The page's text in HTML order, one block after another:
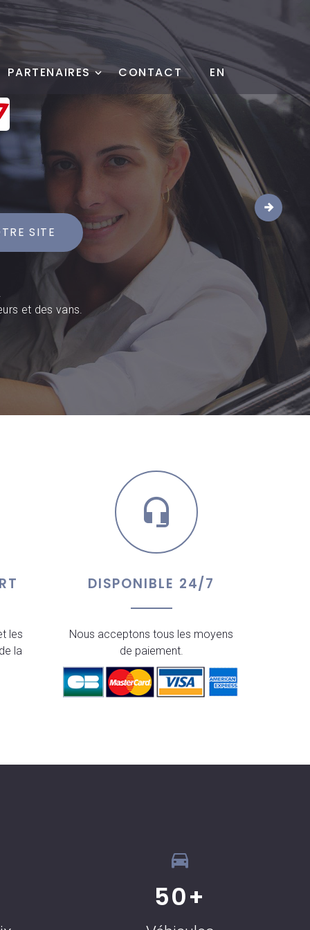
PARTENAIRES CONTACT EN
SITE
et des vans.
les
la
DISPONIBLE 24/7
Nous acceptons tous les moyens
de paiement.
50+